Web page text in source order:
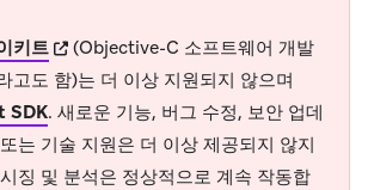
키트(opens in new tab)
(Objective-C 소프트웨어 개발
고도 함)는 더 이상 지원되지 않으며
SDK. 새로운 기능, 버그 수정, 보안 업데
는 기술 지원은 더 이상 제공되지 않지
징 및 분석은 정상적으로 계속 작동합